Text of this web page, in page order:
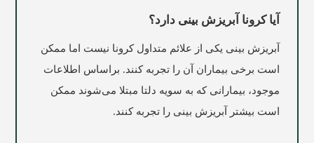
آیا کرونا آبریزش بینی دارد؟
آبریزش بینی یکی از علائم متداول کرونا نیست اما ممکن
است برخی بیماران آن را تجربه کنند. براساس اطلاعات
موجود، بیمارانی که به سویه دلتا مبتلا می‌شوند ممکن
است بیشتر آبریزش بینی را تجربه کنند.